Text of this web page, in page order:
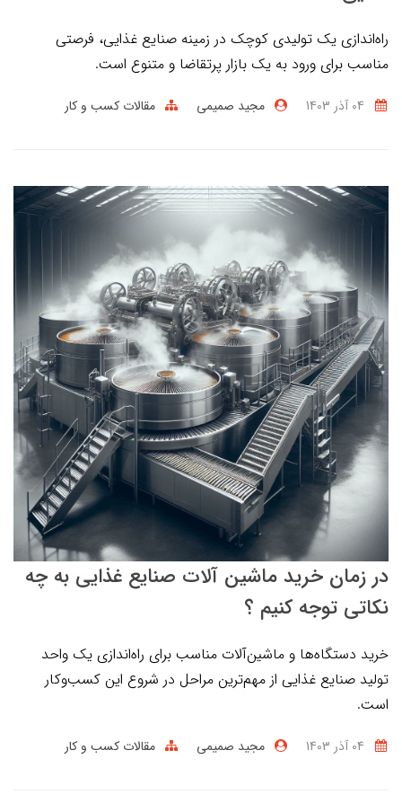
راه‌اندازی یک تولیدی کوچک در زمینه صنایع غذایی، فرصتی
مناسب برای ورود به یک بازار پرتقاضا و متنوع است.
مجید صمیمی مقالات کسب و کار
در زمان خرید ماشین آلات صنایع غذایی به چه
نکاتی توجه کنیم ؟
خرید دستگاه‌ها و ماشین‌آلات مناسب برای راه‌اندازی یک واحد
تولید صنایع غذایی از مهم‌ترین مراحل در شروع این کسب‌وکار
است.
مجید صمیمی مقالات کسب و کار